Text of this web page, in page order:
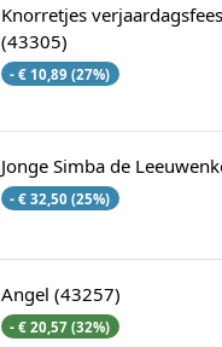
Knorretjes
(43305)
- € 10,89 (27%)
Jonge Simba de
- € 32,50 (25%)
Angel (43257)
- € 20,57 (32%)